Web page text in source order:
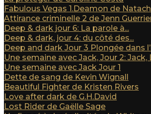
Fabulous Vegas 1.Deamon de
Attirance criminelle 2 de Jenn
Deep & dark jour 6: La parole à...
Deep & dark, jour 4: du côté des...
Deep and dark Jour 3 Plongée dans
Une semaine avec Jack, Jour 2: Jack,
Une semaine avec Jack Jour 1
Dette de sang de Kevin Wignall
Beautiful Fighter de Kristen Rivers
Love after dark de G.H.David
Lost Rider de Gaëlle Sage